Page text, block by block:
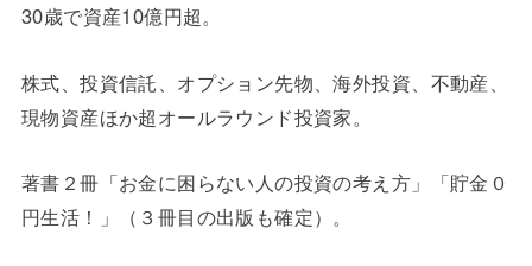
30歳で資産10億円超。
株式、投資信託、オプション先物、海外投資、不動産、
現物資産ほか超オールラウンド投資家。
著書２冊「お金に困らない人の投資の考え方」「貯金０
円生活！」（３冊目の出版も確定）。